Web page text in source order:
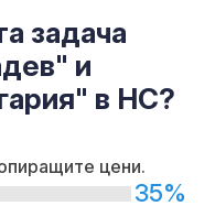
задача
и
в НС?
цени.
35%